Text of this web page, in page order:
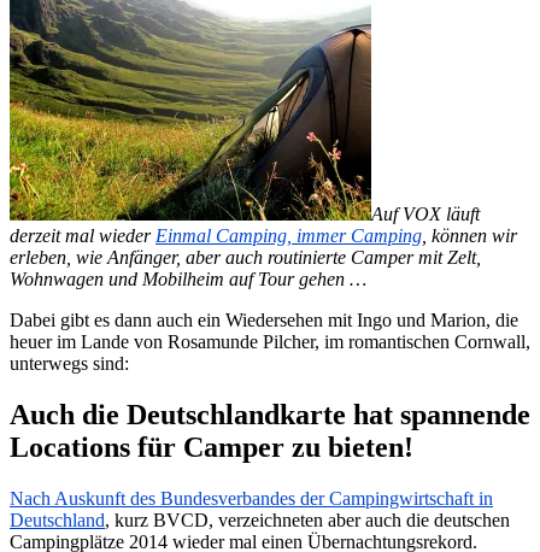
Auf VOX läuft
derzeit mal wieder Einmal Camping, immer Camping , können wir
erleben, wie Anfänger, aber auch routinierte Camper mit Zelt,
Wohnwagen und Mobilheim auf Tour gehen …
Dabei gibt es dann auch ein Wiedersehen mit Ingo und Marion, die
heuer im Lande von Rosamunde Pilcher, im romantischen Cornwall,
unterwegs sind:
Auch die Deutschlandkarte hat spannende
Locations für Camper zu bieten!
Nach Auskunft des Bundesverbandes der Campingwirtschaft in
Deutschland, kurz BVCD, verzeichneten aber auch die deutschen
Campingplätze 2014 wieder mal einen Übernachtungsrekord.